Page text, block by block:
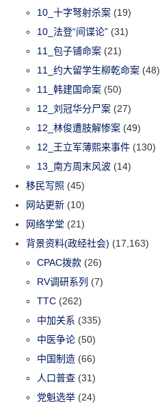
10_十字弩射杀案 (19)
10_法登“间谍论” (31)
11_包子铺命案 (21)
11_约大留学生柳乾命案 (48)
11_韩建国命案 (50)
12_刘冠华分尸案 (27)
12_林俊遭肢解惨案 (49)
12_王立军薄熙来事件 (130)
13_南方周末风波 (14)
移民写照 (45)
网站更新 (10)
网络学堂 (21)
背景资料(政经社会) (17,163)
CPAC拨款 (26)
RV调研系列 (7)
TTC (262)
中加关系 (335)
中医争论 (50)
中国制造 (66)
人口普查 (31)
党魁选举 (24)